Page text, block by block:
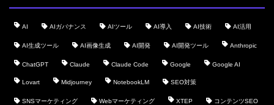
AI AIガバナンス AIツール AI導入 AI技術 AI活用
AI生成ツール AI画像生成 AI開発 AI開発ツール Anthropic
ChatGPT Claude Claude Code Google Google AI
Lovart Midjourney NotebookLM SEO対策
SNSマーケティング Webマーケティング XTEP コンテンツSEO